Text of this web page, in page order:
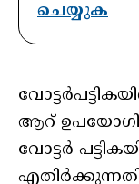
ചെയ്യുക
ആറ്
വോട്ടർ